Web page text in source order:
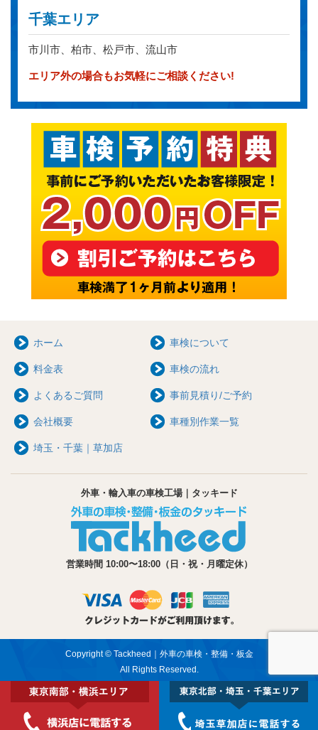
千葉エリア
市川市、柏市、松戸市、流山市
エリア外の場合もお気軽にご相談ください!
ホーム 車検について
料金表 車検の流れ
よくあるご質問 事前見積り/ご予約
会社概要 車種別作業一覧
埼玉・千葉｜草加店
外車・輸入車の車検工場｜タッキード
営業時間 10:00〜18:00（日・祝・月曜定休）
Copyright © Tackheed｜外車の車検・整備・板金
All Rights Reserved.